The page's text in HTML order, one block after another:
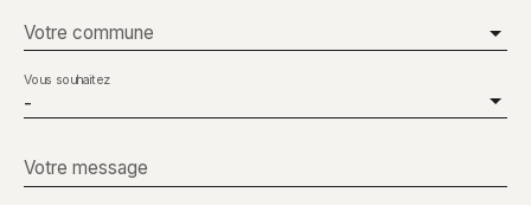
Votre commune
-
Vous souhaitez
Votre message